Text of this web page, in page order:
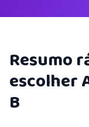
Resumo
escolher
B